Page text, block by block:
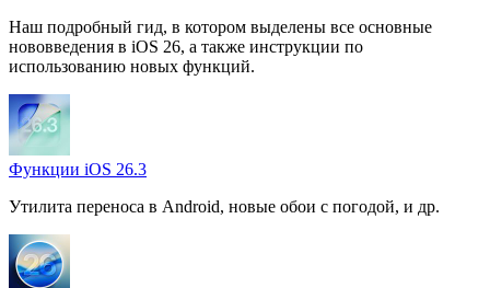
Наш подробный гид, в котором выделены все основные
нововведения в iOS 26, а также инструкции по
использованию новых функций.
Функции iOS 26.3
Утилита переноса в Android, новые обои с погодой, и др.